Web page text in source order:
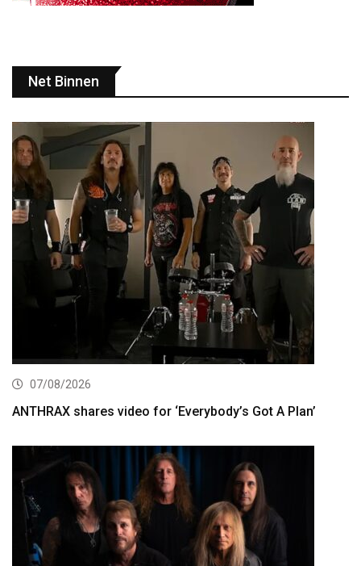
Net Binnen
07/08/2026
ANTHRAX shares video for ‘Everybody’s Got A Plan’